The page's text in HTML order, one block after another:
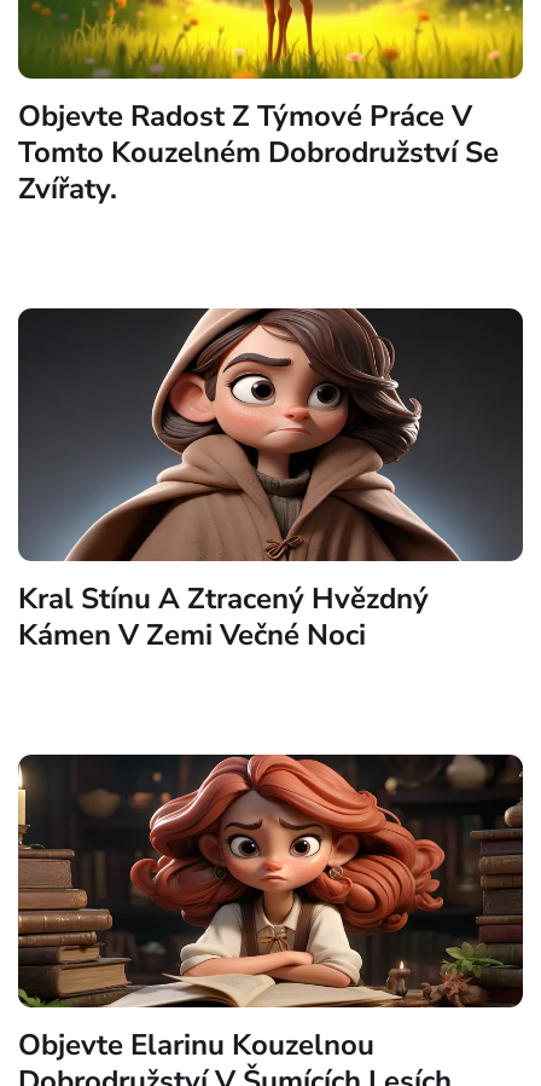
Objevte Radost Z Týmové Práce V
Tomto Kouzelném Dobrodružství Se
Zvířaty.
Kral Stínu A Ztracený Hvězdný
Kámen V Zemi Večné Noci
Objevte Elarinu Kouzelnou